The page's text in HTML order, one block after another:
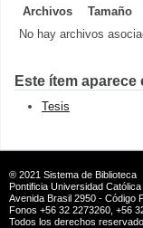
Archivos Tamaño
No hay archivos
Este ítem
Tesis
® 2021 Sistema de Biblioteca
Pontificia Universidad
Avenida Brasil 2950 - Código
Fonos +56 32 2273260, +56
Todos los derechos